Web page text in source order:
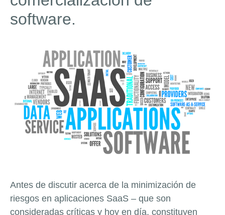
software.
Antes de discutir acerca de la minimización de
riesgos en aplicaciones SaaS – que son
consideradas críticas y hoy en día, constituyen